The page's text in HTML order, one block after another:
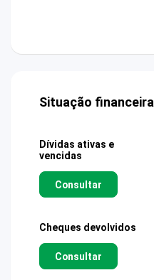
Situação financeira
Dívidas ativas e
vencidas
Consultar
Cheques devolvidos
Consultar